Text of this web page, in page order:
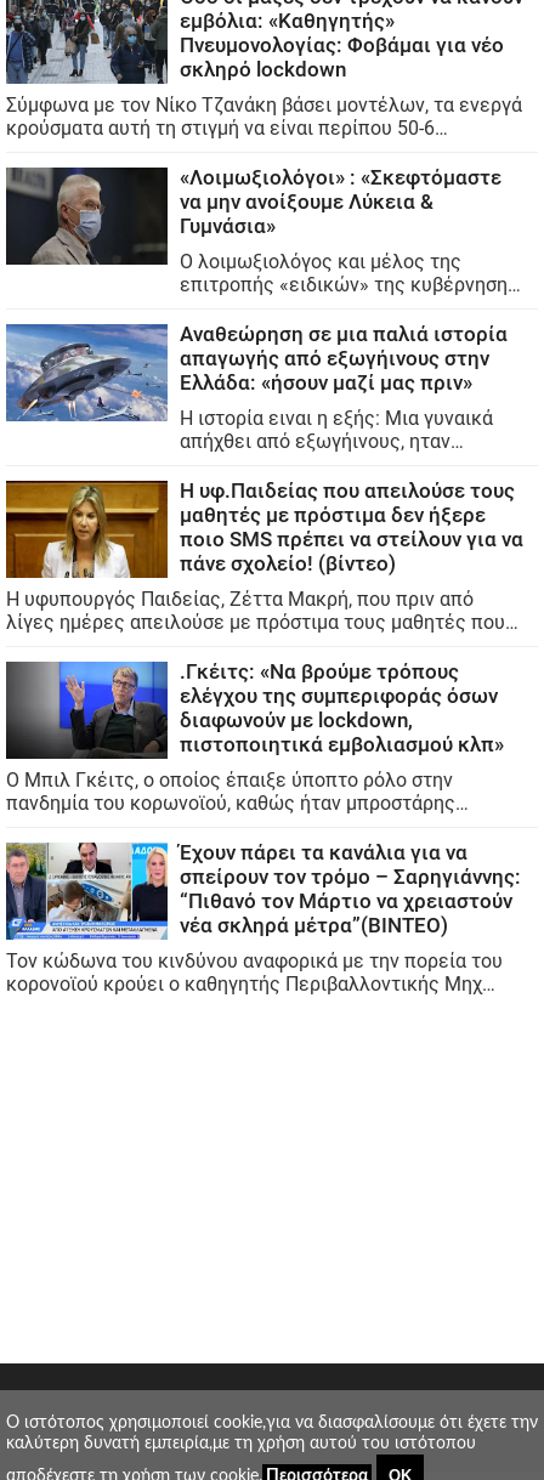
O ιστότοπος χρησιμοποιεί cookie,για να διασφαλίσουμε ότι έχετε την
καλύτερη δυνατή εμπειρία,με τη χρήση αυτού του ιστότοπου
αποδέχεστε τη χρήση των cookie.
Περισσότερα ΟΚ